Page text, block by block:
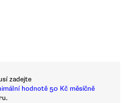
zadejte
hodnotě 50 Kč měsíčně